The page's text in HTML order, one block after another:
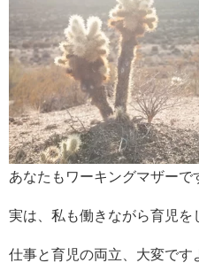
あなたもワーキングマザーで
実は、私も働きながら育児を
仕事と育児の両立、大変です